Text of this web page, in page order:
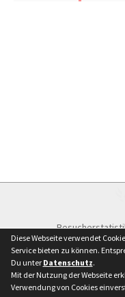
Team
Diese Webseite verwendet
Service bieten zu können.
Du unter Datenschutz.
Mit der Nutzung der Webseite
Verwendung von Cookies